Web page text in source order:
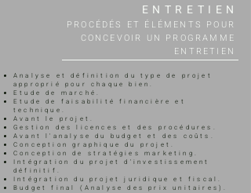
ENTRETIEN
PROCÉDÉS ET ÉLÉMENTS POUR
CONCEVOIR UN PROGRAMME
ENTRETIEN
Analyse et définition du type de projet
approprié pour chaque bien.
Etude de marché.
Etude de faisabilité financière et
technique.
Avant le projet.
Gestion des licences et des procédures.
Avant l'analyse du budget et des coûts.
Conception graphique du projet.
Conception de stratégies marketing.
Intégration du projet d'investissement
définitif.
Intégration du projet juridique et fiscal.
Budget final (Analyse des prix unitaires).